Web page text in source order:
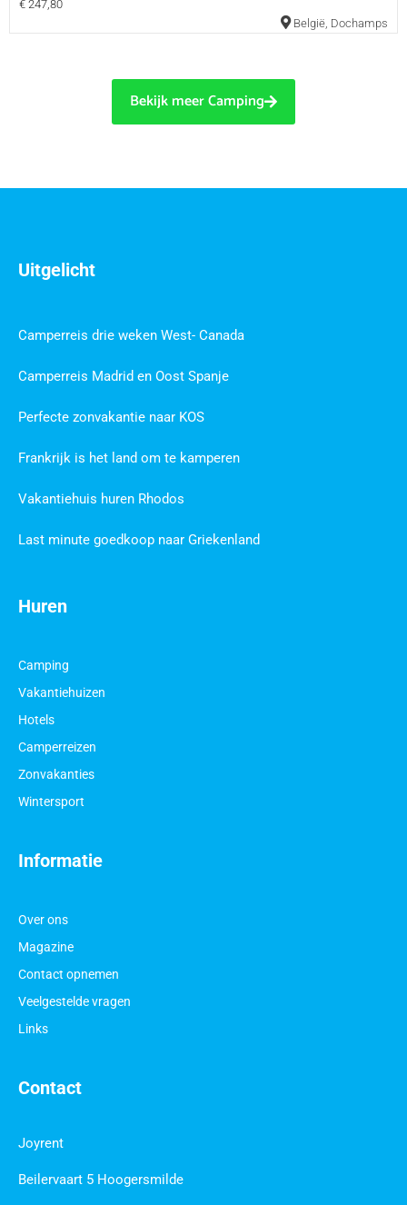
€ 247,80
België, Dochamps
Bekijk meer Camping
Contact
Joyrent
Beilervaart 5 Hoogersmilde
Informatie
Over ons
Magazine
Contact opnemen
Veelgestelde vragen
Links
Huren
Camping
Vakantiehuizen
Hotels
Camperreizen
Zonvakanties
Wintersport
Uitgelicht
Camperreis drie weken West- Canada
Camperreis Madrid en Oost Spanje
Perfecte zonvakantie naar KOS
Frankrijk is het land om te kamperen
Vakantiehuis huren Rhodos
Last minute goedkoop naar Griekenland